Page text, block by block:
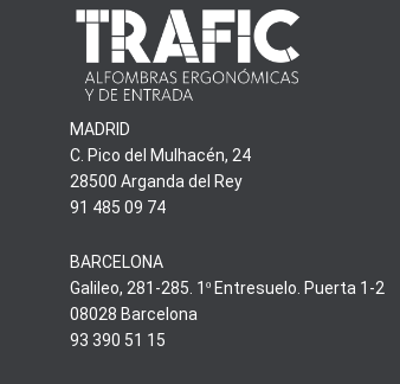
MADRID
C. Pico del Mulhacén, 24
28500 Arganda del Rey
91 485 09 74
BARCELONA
Galileo, 281-285. 1º Entresuelo. Puerta 1-2
08028 Barcelona
93 390 51 15